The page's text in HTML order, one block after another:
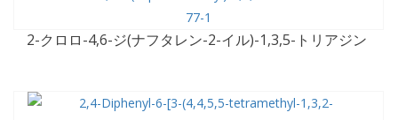
2-クロロ-4,6-ジ(ナフタレン-2-イル)-1,3,5-トリアジン